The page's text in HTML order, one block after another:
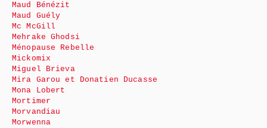
Maud Bénézit
Maud Guély
Mc McGill
Mehrake Ghodsi
Ménopause Rebelle
Mickomix
Miguel Brieva
Mira Garou et Donatien Ducasse
Mona Lobert
Mortimer
Morvandiau
Morwenna